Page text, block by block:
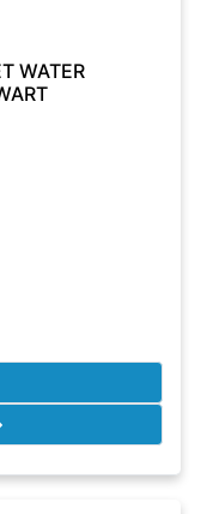
WATER